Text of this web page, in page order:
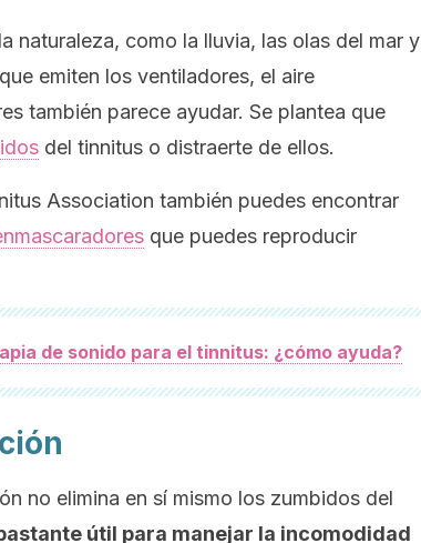
naturaleza, como la lluvia, las olas del mar y
emiten los ventiladores, el aire
también parece ayudar. Se plantea que
del tinnitus o distraerte de ellos.
Association también puedes encontrar
que puedes reproducir
de sonido para el tinnitus: ¿cómo ayuda?
no elimina en sí mismo los zumbidos del
útil para manejar la incomodidad